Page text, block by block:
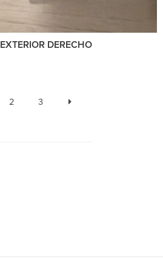
DERECHO
2 3